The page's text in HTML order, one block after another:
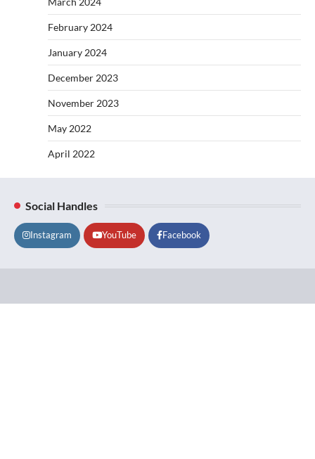
February 2024
January 2024
December 2023
November 2023
May 2022
April 2022
Social Handles
Instagram YouTube Facebook